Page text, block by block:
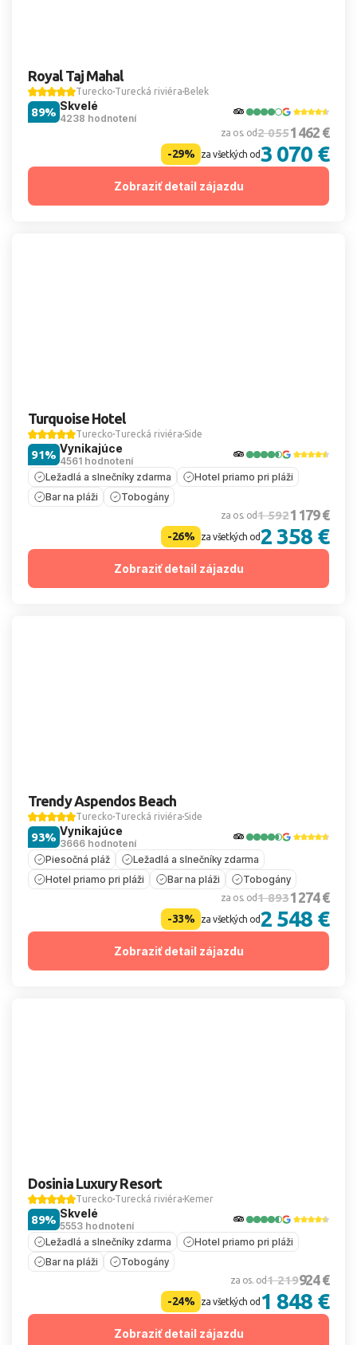
Royal Taj Mahal
Turecko Turecká riviéra Belek
Skvelé
4238 hodnotení
89%
za os. od2 0551 462 €
-29% za všetkých od 3 070 €
Zobraziť detail zájazdu
Turquoise Hotel
Turecko Turecká riviéra Side
Vynikajúce
4561 hodnotení
91%
Ležadlá a slnečníky zdarma
Hotel priamo pri pláži
Bar na pláži
Tobogány
za os. od1 5921 179 €
-26% za všetkých od2 358 €
Zobraziť detail zájazdu
Trendy Aspendos Beach
Turecko Turecká riviéra Side
Vynikajúce
3666 hodnotení
93%
Piesočná pláž
Ležadlá a slnečníky zdarma
Hotel priamo pri pláži
Bar na pláži Tobogány
za os. od1 8931 274 €
-33% za všetkých od2 548 €
Zobraziť detail zájazdu
Dosinia Luxury Resort
Turecko Turecká riviéra Kemer
Skvelé
5553 hodnotení
89%
Ležadlá a slnečníky zdarma
Hotel priamo pri pláži
Bar na pláži
Tobogány
za os. od1 219924 €
-24% za všetkých od 1 848 €
Zobraziť detail zájazdu